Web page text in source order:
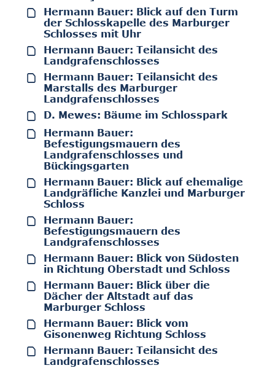
Hermann Bauer: Blick auf den Turm
der Schlosskapelle des Marburger
Schlosses mit Uhr
Hermann Bauer: Teilansicht des
Landgrafenschlosses
Hermann Bauer: Teilansicht des
Marstalls des Marburger
Landgrafenschlosses
D. Mewes: Bäume im Schlosspark
Hermann Bauer:
Befestigungsmauern des
Landgrafenschlosses und
Bückingsgarten
Hermann Bauer: Blick auf ehemalige
Landgräfliche Kanzlei und Marburger
Schloss
Hermann Bauer:
Befestigungsmauern des
Landgrafenschlosses
Hermann Bauer: Blick von Südosten
in Richtung Oberstadt und Schloss
Hermann Bauer: Blick über die
Dächer der Altstadt auf das
Marburger Schloss
Hermann Bauer: Blick vom
Gisonenweg Richtung Schloss
Hermann Bauer: Teilansicht des
Landgrafenschlosses